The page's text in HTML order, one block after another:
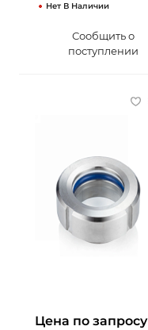
Нет В Наличии
Сообщить о
поступлении
Цена по запросу